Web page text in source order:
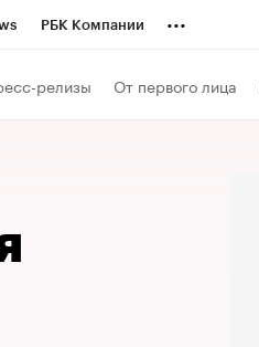
РБК Компании ...
релизы От первого лица